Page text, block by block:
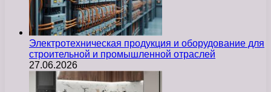
Электротехническая продукция и оборудование для
строительной и промышленной отраслей
27.06.2026